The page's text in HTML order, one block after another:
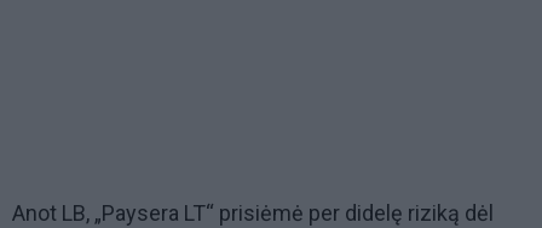
Anot LB, „Paysera LT“ prisiėmė per didelę riziką dėl